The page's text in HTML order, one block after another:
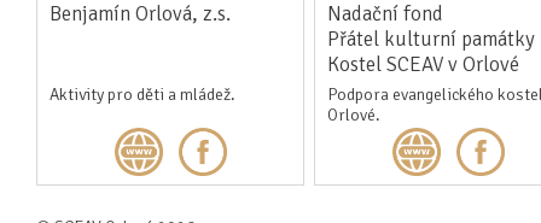
Benjamín Orlová, z.s.
Aktivity pro děti a mládež.
Nadační fond
Přátel kulturní památky
Kostel SCEAV v Orlové
Podpora evangelického
Orlové.